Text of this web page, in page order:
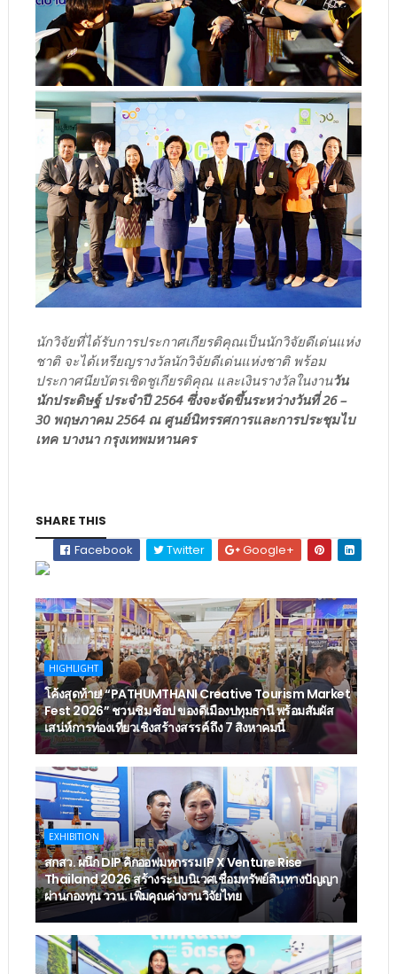
นักวิจัยที่ได้รับการประกาศเกียรติคุณเป็นนักวิจัยดีเด่นแห่ง
ชาติ จะได้เหรียญรางวัลนักวิจัยดีเด่นแห่งชาติ พร้อม
ประกาศนียบัตรเชิดชูเกียรติคุณ และเงินรางวัลในงานวัน
นักประดิษฐ์ ประจำปี 2564 ซึ่งจะจัดขึ้นระหว่างวันที่ 26 –
30 พฤษภาคม 2564 ณ ศูนย์นิทรรศการและการประชุมไบ
เทค บางนา กรุงเทพมหานคร
SHARE THIS
Facebook
Twitter Google+
HIGHLIGHT
โค้งสุดท้าย! “PATHUMTHANI Creative Tourism Market
Fest 2026” ชวนชิม ช้อป ของดีเมืองปทุมธานี พร้อมสัมผัส
เสน่ห์การท่องเที่ยวเชิงสร้างสรรค์ ถึง 7 สิงหาคมนี้
EXHIBITION
สกสว. ผนึก DIP คิกออฟมหกรรม IP X Venture Rise
Thailand 2026 สร้างระบบนิเวศเชื่อมทรัพย์สินทางปัญญา
ผ่านกองทุน ววน. เพิ่มคุณค่างานวิจัยไทย